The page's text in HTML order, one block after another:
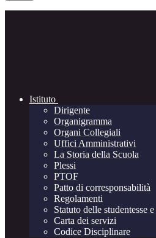
Istituto
Dirigente
Organigramma
Organi Collegiali
Uffici Amministrativi
La Storia della Scuola
Plessi
PTOF
Patto di corresponsabilità
Regolamenti
Statuto delle studentesse
Carta dei servizi
Codice Disciplinare